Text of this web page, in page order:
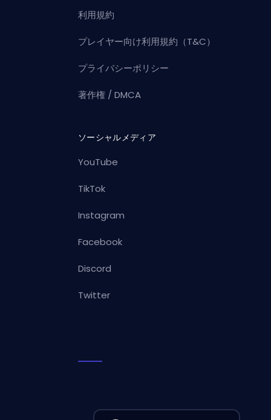
利用規約
プレイヤー向け利用規約（T&C）
プライバシーポリシー
著作権 / DMCA
ソーシャルメディア
YouTube
TikTok
Instagram
Facebook
Discord
Twitter